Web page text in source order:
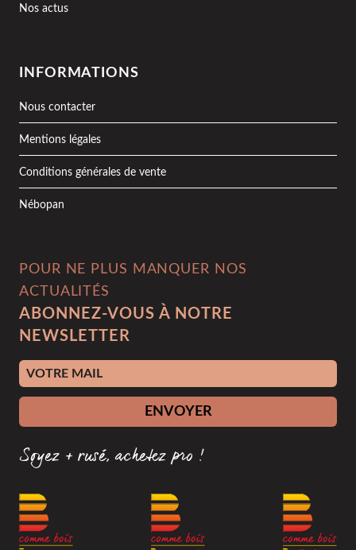
Nos actus
INFORMATIONS
Nous contacter
Mentions légales
Conditions générales de vente
Nébopan
POUR NE PLUS MANQUER NOS
ACTUALITÉS
ABONNEZ-VOUS À NOTRE
NEWSLETTER
Adresse e-mail
ENVOYER
Soyez + rusé, achetez pro !